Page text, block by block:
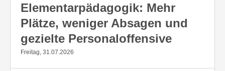
Elementarpädagogik: Mehr
Plätze, weniger Absagen und
gezielte Personaloffensive
Freitag, 31.07.2026